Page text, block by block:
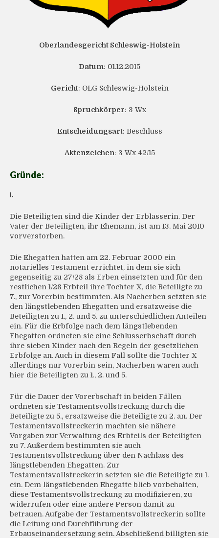
Oberlandesgericht Schleswig-Holstein
Datum: 01.12.2015
Gericht: OLG Schleswig-Holstein
Spruchkörper: 3 Wx
Entscheidungsart: Beschluss
Aktenzeichen: 3 Wx 42/15
Gründe:
I.
Die Beteiligten sind die Kinder der Erblasserin. Der
Vater der Beteiligten, ihr Ehemann, ist am 13. Mai 2010
vorverstorben.
Die Ehegatten hatten am 22. Februar 2000 ein
notarielles Testament errichtet, in dem sie sich
gegenseitig zu 27/28 als Erben einsetzten und für den
restlichen 1/28 Erbteil ihre Tochter X, die Beteiligte zu
7., zur Vorerbin bestimmten. Als Nacherben setzten sie
den längstlebenden Ehegatten und ersatzweise die
Beteiligten zu 1., 2. und 5. zu unterschiedlichen Anteilen
ein. Für die Erbfolge nach dem längstlebenden
Ehegatten ordneten sie eine Schlusserbschaft durch
ihre sieben Kinder nach den Regeln der gesetzlichen
Erbfolge an. Auch in diesem Fall sollte die Tochter X
allerdings nur Vorerbin sein, Nacherben waren auch
hier die Beteiligten zu 1., 2. und 5.
Für die Dauer der Vorerbschaft in beiden Fällen
ordneten sie Testamentsvollstreckung durch die
Beteiligte zu 5., ersatzweise die Beteiligte zu 2. an. Der
Testamentsvollstreckerin machten sie nähere
Vorgaben zur Verwaltung des Erbteils der Beteiligten
zu 7. Außerdem bestimmten sie auch
Testamentsvollstreckung über den Nachlass des
längstlebenden Ehegatten. Zur
Testamentsvollstreckerin setzten sie die Beteiligte zu 1.
ein. Dem längstlebenden Ehegatte blieb vorbehalten,
diese Testamentsvollstreckung zu modifizieren, zu
widerrufen oder eine andere Person damit zu
betrauen. Aufgabe der Testamentsvollstreckerin sollte
die Leitung und Durchführung der
Erbauseinandersetzung sein. Abschließend billigten sie